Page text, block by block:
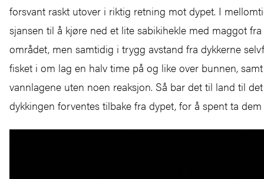
forsvant raskt utover i riktig retning mot dypet. I
sjansen til å kjøre ned et lite sabikihekle med maggot
området, men samtidig i trygg avstand fra dykkerne
fisket i om lag en halv time på og like over bunnen,
vannlagene uten noen reaksjon. Så bar det til land til
dykkingen forventes tilbake fra dypet, for å spent ta